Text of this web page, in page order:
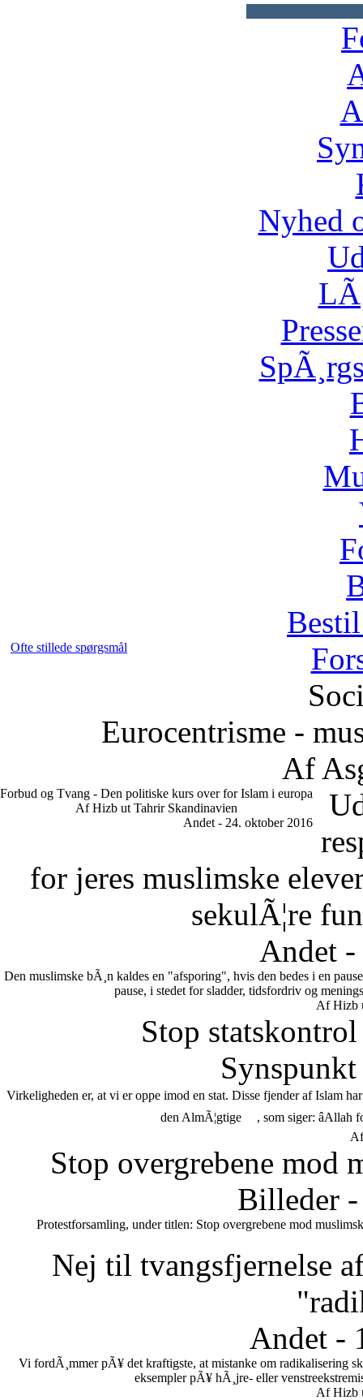
Nyhed
Ofte stillede spørgsmål
Eurocentrisme -
Af
Forbud og Tvang - Den politiske kurs over for Islam i europa
Af Hizb ut Tahrir Skandinavien
Andet - 24. oktober 2016
for jeres muslimske
sekulÃ¦re
Andet
Den muslimske bÃ¸n kaldes en "afsporing", hvis den bedes i en
pause, i stedet for sladder, tidsfordriv og
Af Hizb
Stop
Virkeligheden er, at vi er oppe imod en stat. Disse fjender af Islam
den AlmÃ¦gtige
, som siger:
Stop overgrebene mod
Billeder -
Protestforsamling, under titlen: Stop overgrebene mod
Nej til tvangsfjernelse
Andet -
Vi fordÃ¸mmer pÃ¥ det kraftigste, at mistanke om radikalisering
eksempler pÃ¥ hÃ¸jre- eller
Af Hizb